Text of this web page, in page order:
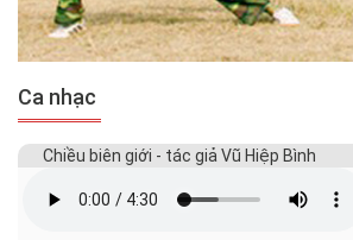
Ca nhạc
Chiều biên giới - tác giả Vũ Hiệp Bình